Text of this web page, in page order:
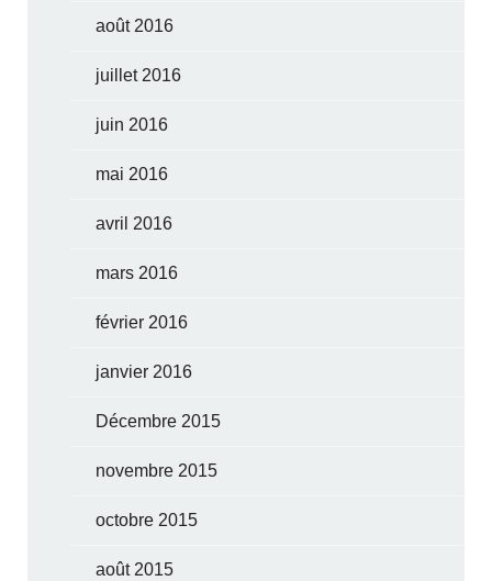
août 2016
juillet 2016
juin 2016
mai 2016
avril 2016
mars 2016
février 2016
janvier 2016
Décembre 2015
novembre 2015
octobre 2015
août 2015